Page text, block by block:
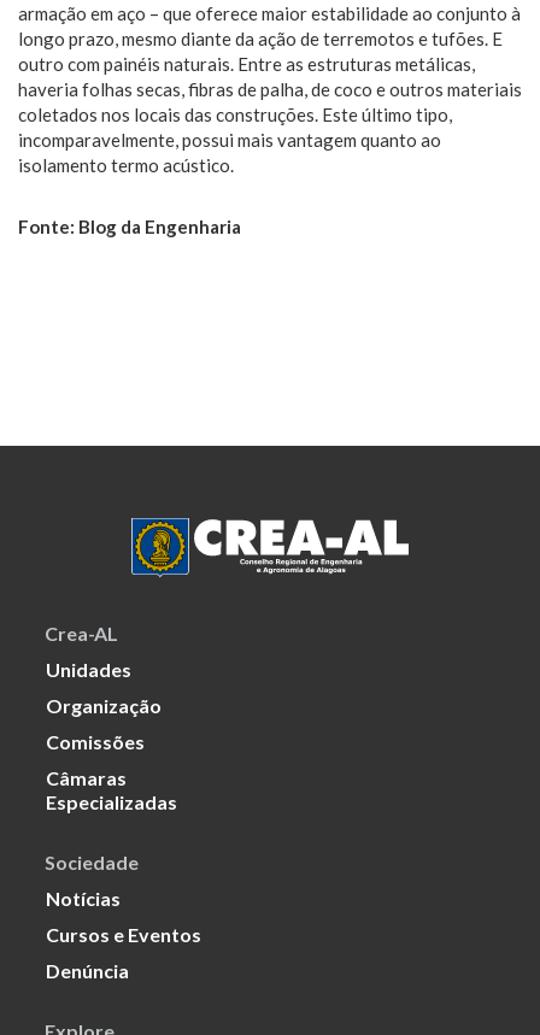
armação em aço – que oferece maior estabilidade ao conjunto à
longo prazo, mesmo diante da ação de terremotos e tufões. E
outro com painéis naturais. Entre as estruturas metálicas,
haveria folhas secas, fibras de palha, de coco e outros materiais
coletados nos locais das construções. Este último tipo,
incomparavelmente, possui mais vantagem quanto ao
isolamento termo acústico.
Fonte: Blog da Engenharia
Crea-AL
Unidades
Organização
Comissões
Câmaras
Especializadas
Sociedade
Notícias
Cursos e Eventos
Denúncia
Explore